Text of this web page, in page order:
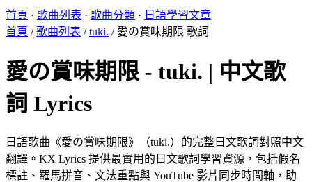
首頁 · 歌曲列表 · 歌曲分類 · 日語學習文章
首頁 /歌曲列表 /tuki. / 愛の賞味期限 歌詞
愛の賞味期限 - tuki. | 中文歌
詞 Lyrics
日語歌曲《愛の賞味期限》（tuki.）的完整日文歌詞對照中文
翻譯。KX Lyrics 提供最實用的日文歌詞學習資源，包括假名
標註、羅馬拼音、文法重點與 YouTube 影片同步時間軸，助